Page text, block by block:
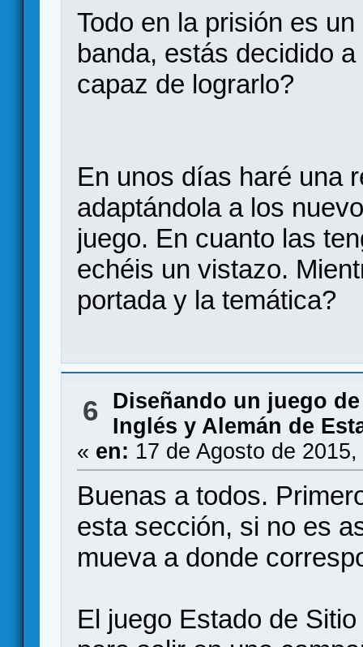
Todo en la prisión es
banda, estás decidido
capaz de lograrlo?
En unos días haré una
adaptándola a los
juego. En cuanto las
echéis un vistazo.
portada y la temática?
6
Diseñando un juego
Inglés y Alemán de
« en: 17 de Agosto de
Buenas a todos.
esta sección, si no es
mueva a donde
El juego Estado de